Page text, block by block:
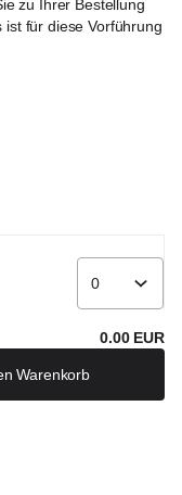
zu Ihrer Bestellung
ist für diese Vorführung
0.00 EUR
Warenkorb